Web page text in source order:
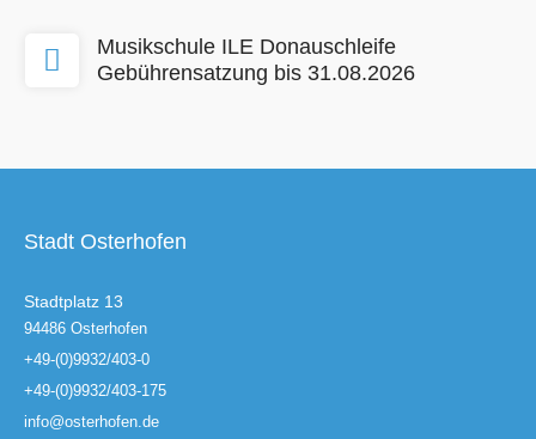
Musikschule ILE Donauschleife
Gebührensatzung bis 31.08.2026
Stadt Osterhofen
Stadtplatz 13
94486 Osterhofen
+49-(0)9932/403-0
+49-(0)9932/403-175
info@osterhofen.de